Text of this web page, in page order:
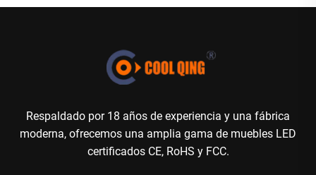
Respaldado por 18 años de experiencia y una fábrica
moderna, ofrecemos una amplia gama de muebles LED
certificados CE, RoHS y FCC.